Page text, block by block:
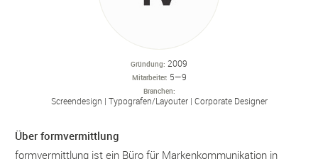
Gründung 2009
Mitarbeiter 5—9
Branchen
Screendesign Typografen/Layouter Corporate Designer
Über formvermittlung
formvermittlung ist ein Büro für Markenkommunikation in